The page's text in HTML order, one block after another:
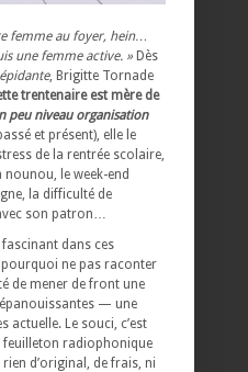
femme au foyer, hein…
une femme active. » Dès
, Brigitte Tornade
trentenaire est mère de
peu niveau organisation
et présent), elle le
de la rentrée scolaire,
nounou, le week-end
la difficulté de
son patron…
dans ces
ne pas raconter
de mener de front une
— une
Le souci, c’est
feuilleton radiophonique
rien d’original, de frais, ni